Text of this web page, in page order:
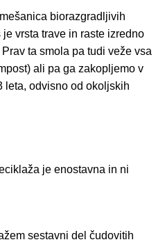
biorazgradljivih
vrsta trave in raste izredno
ta smola pa tudi veže vsa
ali pa ga zakopljemo v
leta, odvisno od okoljskih
je enostavna in ni
sestavni del čudovitih